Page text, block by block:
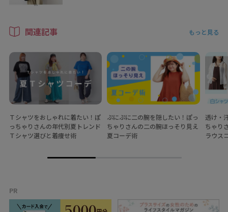
関連記事 もっと見る
Ｔシャツをおしゃれに着たい！ぽ
っちゃりさんの年代別夏トレンド
Ｔシャツ選びと着痩せ術
ぷにぷに二の腕を隠したい！ぽっ
ちゃりさんの二の腕ほっそり見え
夏コーデ術
透け・
ちゃり
ラウス
PR